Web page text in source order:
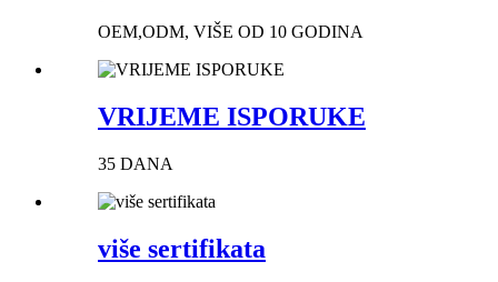
OEM,ODM, VIŠE OD 10 GODINA
VRIJEME ISPORUKE
35 DANA
više sertifikata